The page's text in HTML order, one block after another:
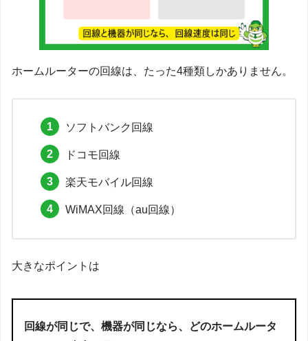
ホームルーターの回線は、たった4種類しかありません。
ソフトバンク回線
ドコモ回線
楽天モバイル回線
WiMAX回線（au回線）
大きなポイントは
回線が同じで、機器が同じなら、どのホームルータ